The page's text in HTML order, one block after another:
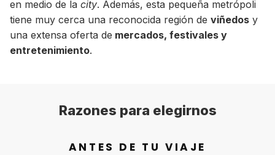
en medio de la city. Además, esta pequeña metrópoli
tiene muy cerca una reconocida región de viñedos y
una extensa oferta de mercados, festivales y
entretenimiento.
Razones para elegirnos
ANTES DE TU VIAJE